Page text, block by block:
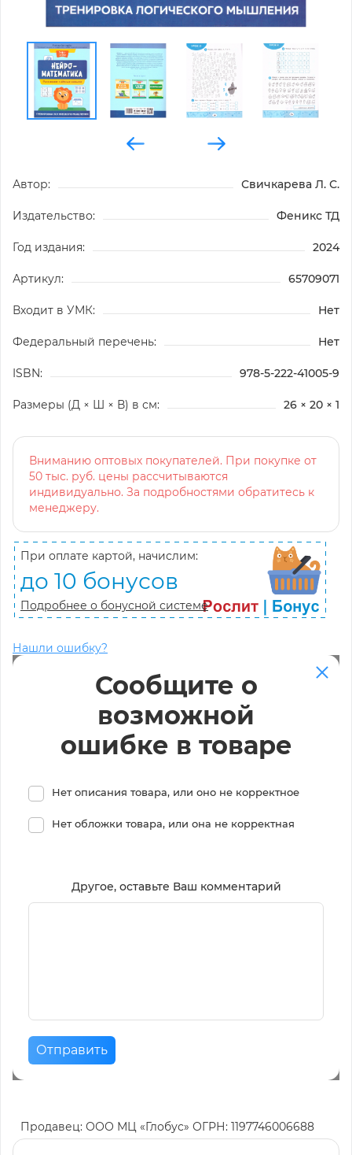
Автор: Свичкарева Л. С.
Издательство: Феникс ТД
Год издания: 2024
Артикул: 65709071
Входит в УМК: Нет
Федеральный перечень: Нет
ISBN: 978-5-222-41005-9
Размеры (Д × Ш × В) в см: 26 × 20 × 1
Вниманию оптовых покупателей. При покупке от
50 тыс. руб. цены рассчитываются
индивидуально. За подробностями обратитесь к
менеджеру.
При оплате картой, начислим:
до 10 бонусов
Подробнее о бонусной системе
Нашли ошибку?
Сообщите о
возможной
ошибке в товаре
Нет описания товара, или оно не корректное
Нет обложки товара, или она не корректная
Другое, оставьте Ваш комментарий
Отправить
Продавец: ООО МЦ «Глобус» ОГРН: 1197746006688